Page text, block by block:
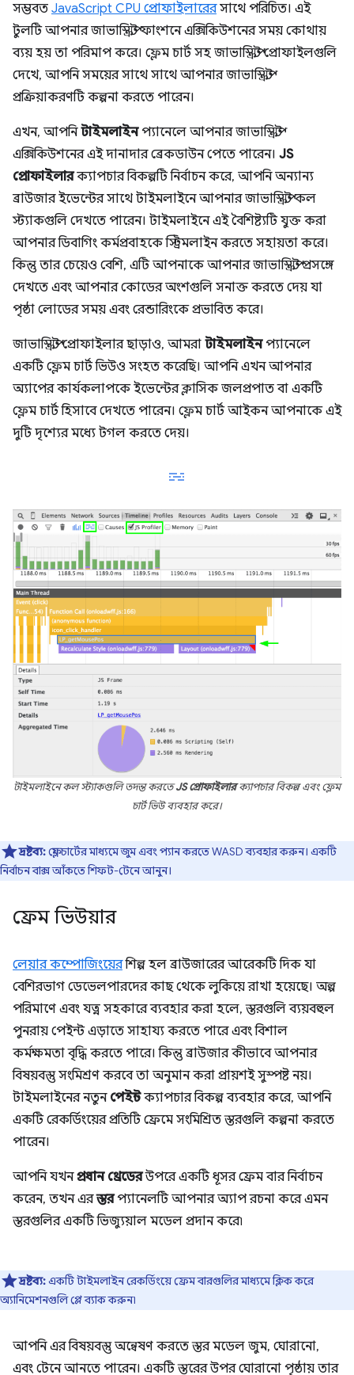
সম্ভবত JavaScript CPU প্রোফাইলারেরসাথে পরিচিত। এই
টুলটি আপনার জাভাস্ক্রিপ্ট ফাংশনে এক্সিকিউশনের সময় কোথায়
ব্যয় হয় তা পরিমাপ করে। ফ্লেম চার্ট সহ জাভাস্ক্রিপ্ট প্রোফাইলগুলি
দেখে, আপনি সময়ের সাথে সাথে আপনার জাভাস্ক্রিপ্ট
প্রক্রিয়াকরণটি কল্পনা করতে পারেন।
এখন, আপনিটাইমলাইনপ্যানেলে আপনার জাভাস্ক্রিপ্ট
এক্সিকিউশনের এই দানাদার ব্রেকডাউন পেতে পারেন। JS
প্রোফাইলারক্যাপচার বিকল্পটি নির্বাচন করে, আপনি অন্যান্য
ব্রাউজার ইভেন্টের সাথে টাইমলাইনে আপনার জাভাস্ক্রিপ্ট কল
স্ট্যাকগুলি দেখতে পারেন। টাইমলাইনে এই বৈশিষ্ট্যটি যুক্ত করা
আপনার ডিবাগিং কর্মপ্রবাহকে স্ট্রিমলাইন করতে সহায়তা করে।
কিন্তু তার চেয়েও বেশি, এটি আপনাকে আপনার জাভাস্ক্রিপ্ট প্রসঙ্গে
দেখতে এবং আপনার কোডের অংশগুলি সনাক্ত করতে দেয় যা
পৃষ্ঠা লোডের সময় এবং রেন্ডারিংকে প্রভাবিত করে।
জাভাস্ক্রিপ্ট প্রোফাইলার ছাড়াও, আমরা টাইমলাইনপ্যানেলে
একটি ফ্লেম চার্ট ভিউও সংহত করেছি। আপনি এখন আপনার
অ্যাপের কার্যকলাপকে ইভেন্টের ক্লাসিক জলপ্রপাত বা একটি
ফ্লেম চার্ট হিসাবে দেখতে পারেন। ফ্লেম চার্ট আইকন আপনাকে এই
দুটি দৃশ্যের মধ্যে টগল করতে দেয়।
টাইমলাইনে কল স্ট্যাকগুলি তদন্ত করতেJS প্রোফাইলারক্যাপচার বিকল্প এবং ফ্লেম
চার্ট ভিউ ব্যবহার করে।
দ্রষ্টব্য:ফ্লেম চার্টের মাধ্যমে জুম এবং প্যান করতে WASD ব্যবহার করুন। একটি
নির্বাচন বাক্স আঁকতে শিফট-টেনে আনুন।
ফ্রেম ভিউয়ার
লেয়ার কম্পোজিংয়েরশিল্প হল ব্রাউজারের আরেকটি দিক যা
বেশিরভাগ ডেভেলপারদের কাছ থেকে লুকিয়ে রাখা হয়েছে। অল্প
পরিমাণে এবং যত্ন সহকারে ব্যবহার করা হলে, স্তরগুলি ব্যয়বহুল
পুনরায় পেইন্ট এড়াতে সাহায্য করতে পারে এবং বিশাল
কর্মক্ষমতা বৃদ্ধি করতে পারে। কিন্তু ব্রাউজার কীভাবে আপনার
বিষয়বস্তু সংমিশ্রণ করবে তা অনুমান করা প্রায়শই সুস্পষ্ট নয়।
টাইমলাইনের নতুন পেইন্টক্যাপচার বিকল্প ব্যবহার করে, আপনি
একটি রেকর্ডিংয়ের প্রতিটি ফ্রেমে সংমিশ্রিত স্তরগুলি কল্পনা করতে
পারেন।
আপনি যখনপ্রধান থ্রেডেরউপরে একটি ধূসর ফ্রেম বার নির্বাচন
করেন, তখন এরস্তরপ্যানেলটি আপনার অ্যাপ রচনা করে এমন
স্তরগুলির একটি ভিজ্যুয়াল মডেল প্রদান করে৷
দ্রষ্টব্য:একটি টাইমলাইন রেকর্ডিংয়ে ফ্রেম বারগুলির মাধ্যমে ক্লিক করে
অ্যানিমেশনগুলি প্লে ব্যাক করুন৷
আপনি এর বিষয়বস্তু অন্বেষণ করতে স্তর মডেল জুম, ঘোরানো,
এবং টেনে আনতে পারেন। একটি স্তরের উপর ঘোরানো পৃষ্ঠায় তার